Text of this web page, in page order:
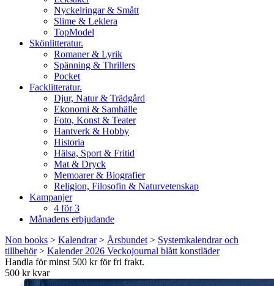
Nyckelringar & Smått
Slime & Leklera
TopModel
Skönlitteratur.
Romaner & Lyrik
Spänning & Thrillers
Pocket
Facklitteratur.
Djur, Natur & Trädgård
Ekonomi & Samhälle
Foto, Konst & Teater
Hantverk & Hobby
Historia
Hälsa, Sport & Fritid
Mat & Dryck
Memoarer & Biografier
Religion, Filosofin & Naturvetenskap
Kampanjer
4 för 3
Månadens erbjudande
Non books > Kalendrar> Årsbundet > Systemkalendrar och
tillbehör> Kalender 2026 Veckojournal blått konstläder
Handla för minst 500 kr för fri frakt.
500 kr kvar